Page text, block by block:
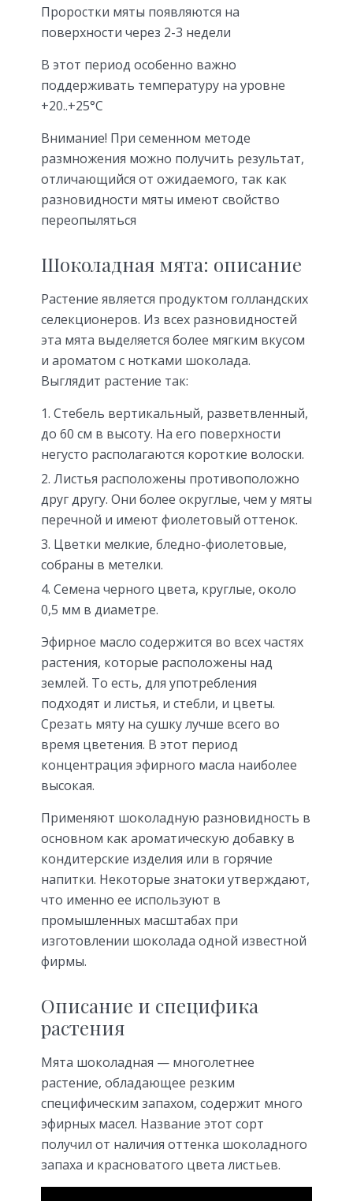
Проростки мяты появляются на
поверхности через 2-3 недели
В этот период особенно важно
поддерживать температуру на уровне
+20..+25°C
Внимание! При семенном методе
размножения можно получить результат,
отличающийся от ожидаемого, так как
разновидности мяты имеют свойство
переопыляться
Шоколадная мята: описание
Растение является продуктом голландских
селекционеров. Из всех разновидностей
эта мята выделяется более мягким вкусом
и ароматом с нотками шоколада.
Выглядит растение так:
Стебель вертикальный, разветвленный,
до 60 см в высоту. На его поверхности
негусто располагаются короткие волоски.
Листья расположены противоположно
друг другу. Они более округлые, чем у мяты
перечной и имеют фиолетовый оттенок.
Цветки мелкие, бледно-фиолетовые,
собраны в метелки.
Семена черного цвета, круглые, около
0,5 мм в диаметре.
Эфирное масло содержится во всех частях
растения, которые расположены над
землей. То есть, для употребления
подходят и листья, и стебли, и цветы.
Срезать мяту на сушку лучше всего во
время цветения. В этот период
концентрация эфирного масла наиболее
высокая.
Применяют шоколадную разновидность в
основном как ароматическую добавку в
кондитерские изделия или в горячие
напитки. Некоторые знатоки утверждают,
что именно ее используют в
промышленных масштабах при
изготовлении шоколада одной известной
фирмы.
Описание и специфика
растения
Мята шоколадная — многолетнее
растение, обладающее резким
специфическим запахом, содержит много
эфирных масел. Название этот сорт
получил от наличия оттенка шоколадного
запаха и красноватого цвета листьев.